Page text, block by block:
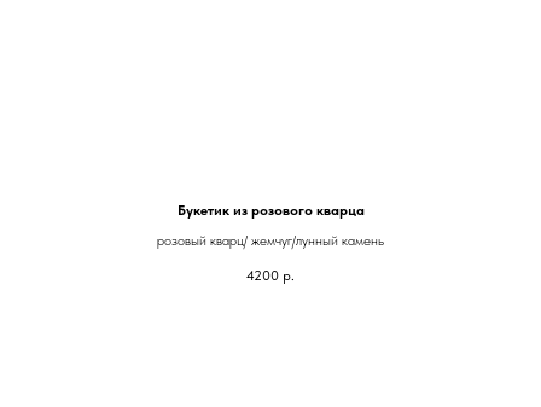
Букетик из розового кварца
розовый кварц/ жемчуг/лунный камень
4200 р.